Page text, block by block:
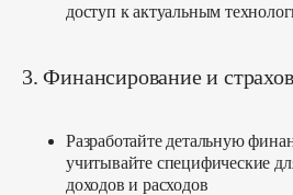
доступ к актуальным
3. Финансирование и
Разработайте детальную
учитывайте специфические
доходов и расходов